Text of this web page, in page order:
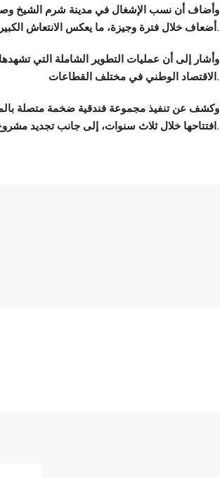
أضعاف خلال فترة وجيزة، ما يعكس الانتعاش الكبير في حركة السياحة الوافدة إلى مصر.
وأشار إلى أن عمليات التطوير الشاملة التي
الاقتصاد الوطني في مختلف القطاعات.
افتتاحها خلال ثلاث سنوات، إلى جانب تجديد مشروع فندق مينا هاوس ليواكب الطفرة السياحية الحالية.